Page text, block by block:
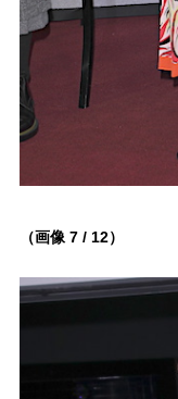
（画像 7 / 12）